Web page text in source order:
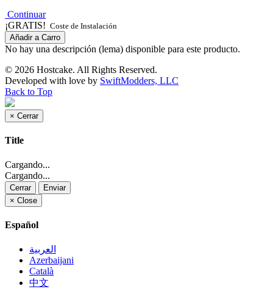
Continuar
¡GRATIS! Coste de Instalación
Añadir a Carro
No hay una descripción (lema) disponible para este producto.
© 2026 Hostcake. All Rights Reserved.
Developed with love by SwiftModders, LLC
Back to Top
× Cerrar
Title
Cargando...
Cargando...
Cerrar
Enviar
× Close
Español
العربية
Azerbaijani
Català
中文